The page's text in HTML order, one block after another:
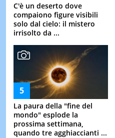
C'è un deserto dove
compaiono figure visibili
solo dal cielo: il mistero
irrisolto da ...
La paura della "fine del
mondo" esplode la
prossima settimana,
quando tre agghiaccianti ...